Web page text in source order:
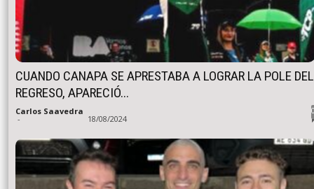
CUANDO CANAPA SE APRESTABA A LOGRAR LA POLE DEL
REGRESO, APARECIÓ...
Carlos Saavedra
- 18/08/2024